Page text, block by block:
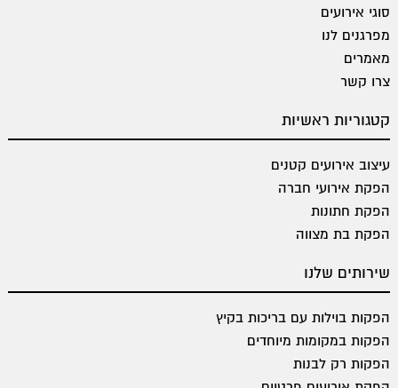
סוגי אירועים
מפרגנים לנו
מאמרים
צרו קשר
קטגוריות ראשיות
עיצוב אירועים קטנים
הפקת אירועי חברה
הפקת חתונות
הפקת בת מצווה
שירותים שלנו
הפקות בוילות עם בריכות בקיץ
הפקות במקומות מיוחדים
הפקות רק לבנות